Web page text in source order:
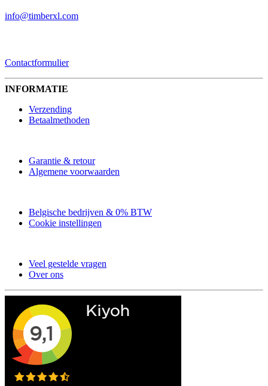
info@timberxl.com
Contactformulier
INFORMATIE
Verzending
Betaalmethoden
Garantie & retour
Algemene voorwaarden
Belgische bedrijven & 0% BTW
Cookie instellingen
Veel gestelde vragen
Over ons